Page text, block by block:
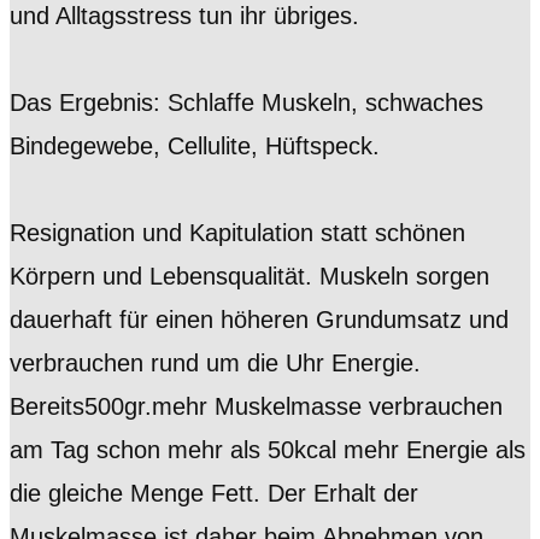
und Alltagsstress tun ihr übriges.
Das Ergebnis: Schlaffe Muskeln, schwaches
Bindegewebe, Cellulite, Hüftspeck.
Resignation und Kapitulation statt schönen
Körpern und Lebensqualität. Muskeln sorgen
dauerhaft für einen höheren Grundumsatz und
verbrauchen rund um die Uhr Energie.
Bereits500gr.mehr Muskelmasse verbrauchen
am Tag schon mehr als 50kcal mehr Energie als
die gleiche Menge Fett. Der Erhalt der